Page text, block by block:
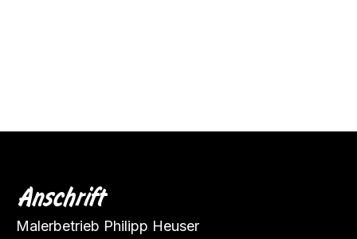
Anschrift
Malerbetrieb Philipp Heuser